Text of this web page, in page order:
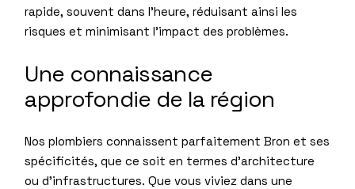
rapide, souvent dans l’heure, réduisant ainsi les
risques et minimisant l’impact des problèmes.
Une connaissance
approfondie de la région
Nos plombiers connaissent parfaitement Bron et ses
spécificités, que ce soit en termes d’architecture
ou d’infrastructures. Que vous viviez dans une